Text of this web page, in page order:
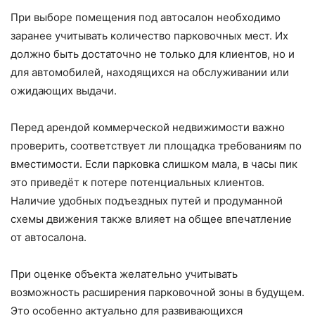
При выборе помещения под автосалон необходимо
заранее учитывать количество парковочных мест. Их
должно быть достаточно не только для клиентов, но и
для автомобилей, находящихся на обслуживании или
ожидающих выдачи.
Перед арендой коммерческой недвижимости важно
проверить, соответствует ли площадка требованиям по
вместимости. Если парковка слишком мала, в часы пик
это приведёт к потере потенциальных клиентов.
Наличие удобных подъездных путей и продуманной
схемы движения также влияет на общее впечатление
от автосалона.
При оценке объекта желательно учитывать
возможность расширения парковочной зоны в будущем.
Это особенно актуально для развивающихся